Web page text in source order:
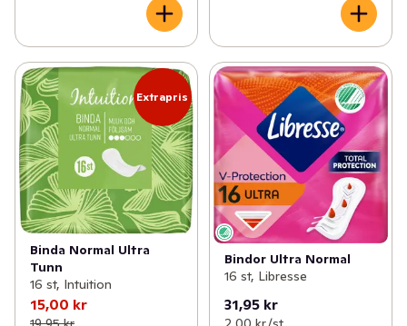
Extrapris
Binda Normal Ultra
Tunn
16 st, Intuition
15,00 kr
Bindor Ultra Normal
16 st, Libresse
31,95 kr